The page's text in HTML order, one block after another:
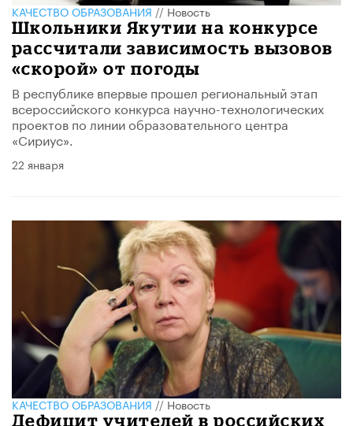
КАЧЕСТВО ОБРАЗОВАНИЯ//Новость
Школьники Якутии на конкурсе
рассчитали зависимость вызовов
«скорой» от погоды
В республике впервые прошел региональный этап
всероссийского конкурса научно-технологических
проектов по линии образовательного центра
«Сириус».
22 января
КАЧЕСТВО ОБРАЗОВАНИЯ//Новость
Дефицит учителей в российских